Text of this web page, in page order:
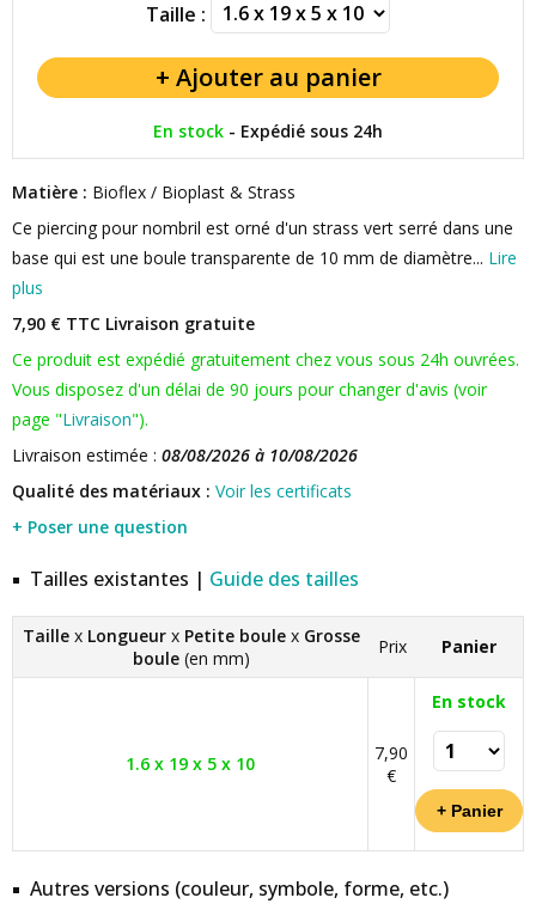
Taille :
En stock - Expédié sous 24h
Matière : Bioflex / Bioplast & Strass
Ce piercing pour nombril est orné d'un strass vert serré dans une
base qui est une boule transparente de 10 mm de diamètre... Lire
plus
7,90 € TTC Livraison gratuite
Ce produit est expédié gratuitement chez vous sous 24h ouvrées.
Vous disposez d'un délai de 90 jours pour changer d'avis (voir
page "Livraison").
Livraison estimée : 08/08/2026 à 10/08/2026
Qualité des matériaux : Voir les certificats
+ Poser une question
Tailles existantes | Guide des tailles
Taille x Longueur x Petite boule x Grosse
boule (en mm)
Prix Panier
1.6 x 19 x 5 x 10
7,90
€
En stock
Autres versions (couleur, symbole, forme, etc.)